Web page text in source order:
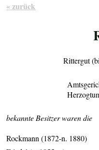
« zurück
Rittergut
bekannte Besitzer waren die
Rockmann (1872-n. 1880)